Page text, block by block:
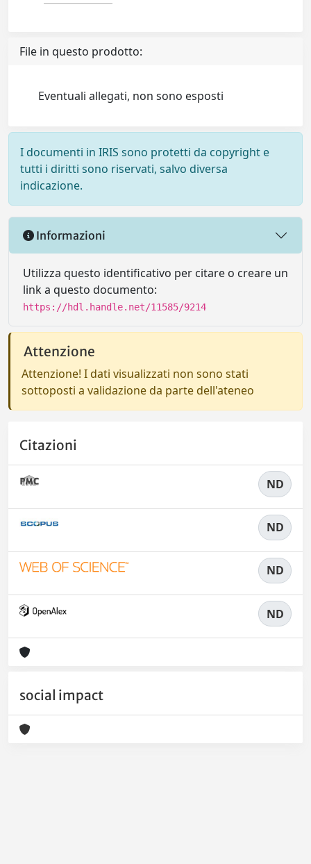
File in questo prodotto:
Eventuali allegati, non sono esposti
I documenti in IRIS sono protetti da copyright e
tutti i diritti sono riservati, salvo diversa
indicazione.
Informazioni
Utilizza questo identificativo per citare o creare un
link a questo documento:
https://hdl.handle.net/11585/9214
Attenzione
Attenzione! I dati visualizzati non sono stati
sottoposti a validazione da parte dell'ateneo
Citazioni
ND
ND
ND
ND
social impact